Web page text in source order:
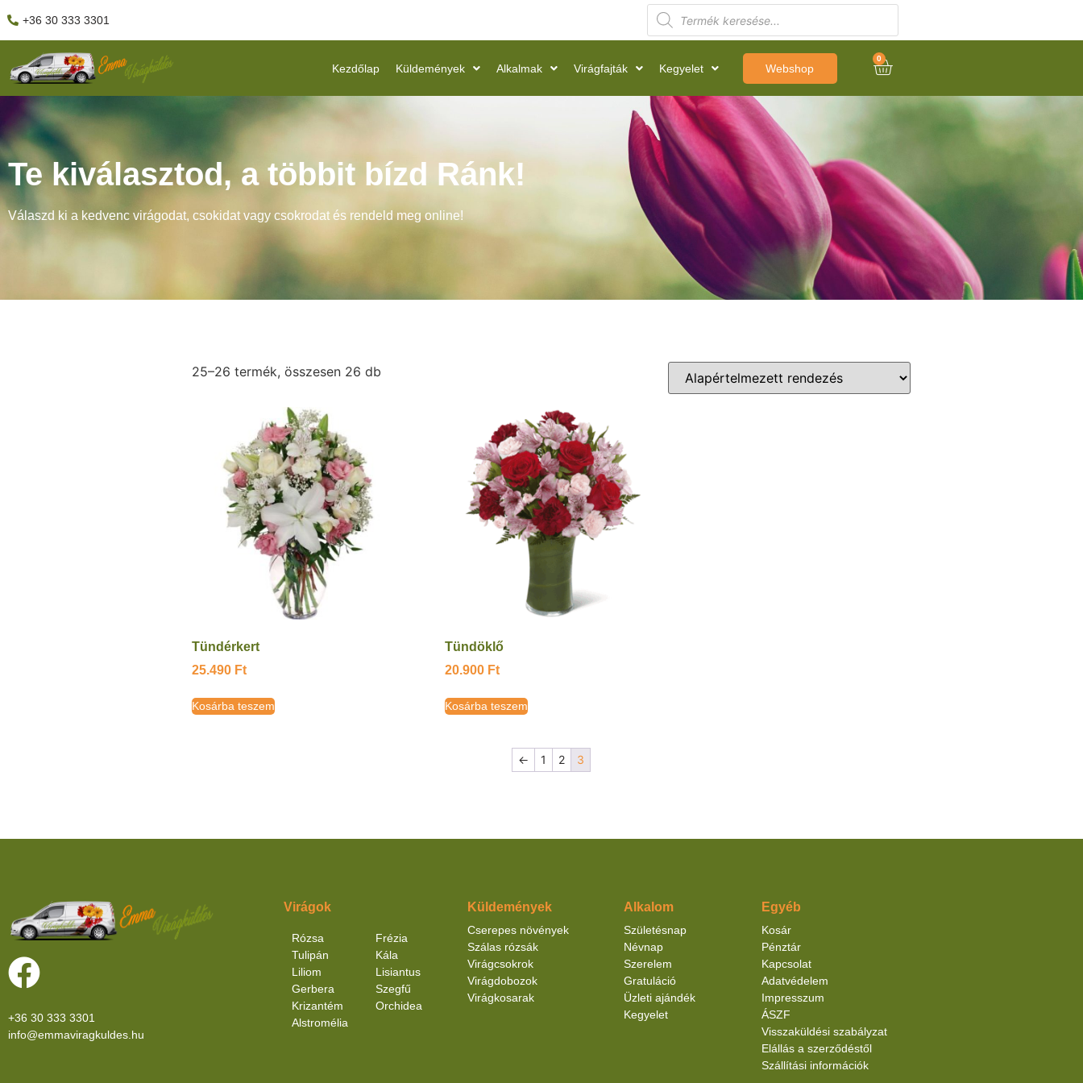
+36 30 333 3301
Kezdőlap Küldemények Alkalmak Virágfajták Kegyelet Webshop
0
Te kiválasztod, a többit bízd Ránk!
Válaszd ki a kedvenc virágodat, csokidat vagy csokrodat és rendeld meg online!
25–26 termék, összesen 26 db
Tündérkert
25.490 Ft
Kosárba teszem
Tündöklő
20.900 Ft
Kosárba teszem
← 1 2 3
+36 30 333 3301
info@emmaviragkuldes.hu
Virágok
Rózsa
Tulipán
Liliom
Gerbera
Krizantém
Alstromélia
Frézia
Kála
Lisiantus
Szegfű
Orchidea
Küldemények
Cserepes növények
Szálas rózsák
Virágcsokrok
Virágdobozok
Virágkosarak
Alkalom
Születésnap
Névnap
Szerelem
Gratuláció
Üzleti ajándék
Kegyelet
Egyéb
Kosár
Pénztár
Kapcsolat
Adatvédelem
Impresszum
ÁSZF
Visszaküldési szabályzat
Elállás a szerződéstől
Szállítási információk